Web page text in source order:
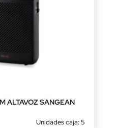
ALTAVOZ SANGEAN
Unidades caja: 5